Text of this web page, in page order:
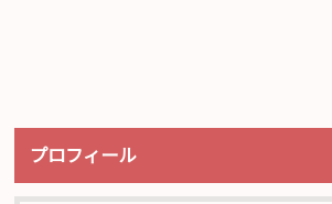
プロフィール